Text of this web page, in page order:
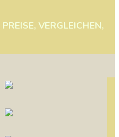
PREISE, VERGLEICHEN,